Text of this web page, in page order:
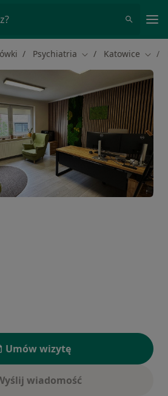
Psychiatria Zmień miasto
Katowice
Umów wizytę
wiadomość